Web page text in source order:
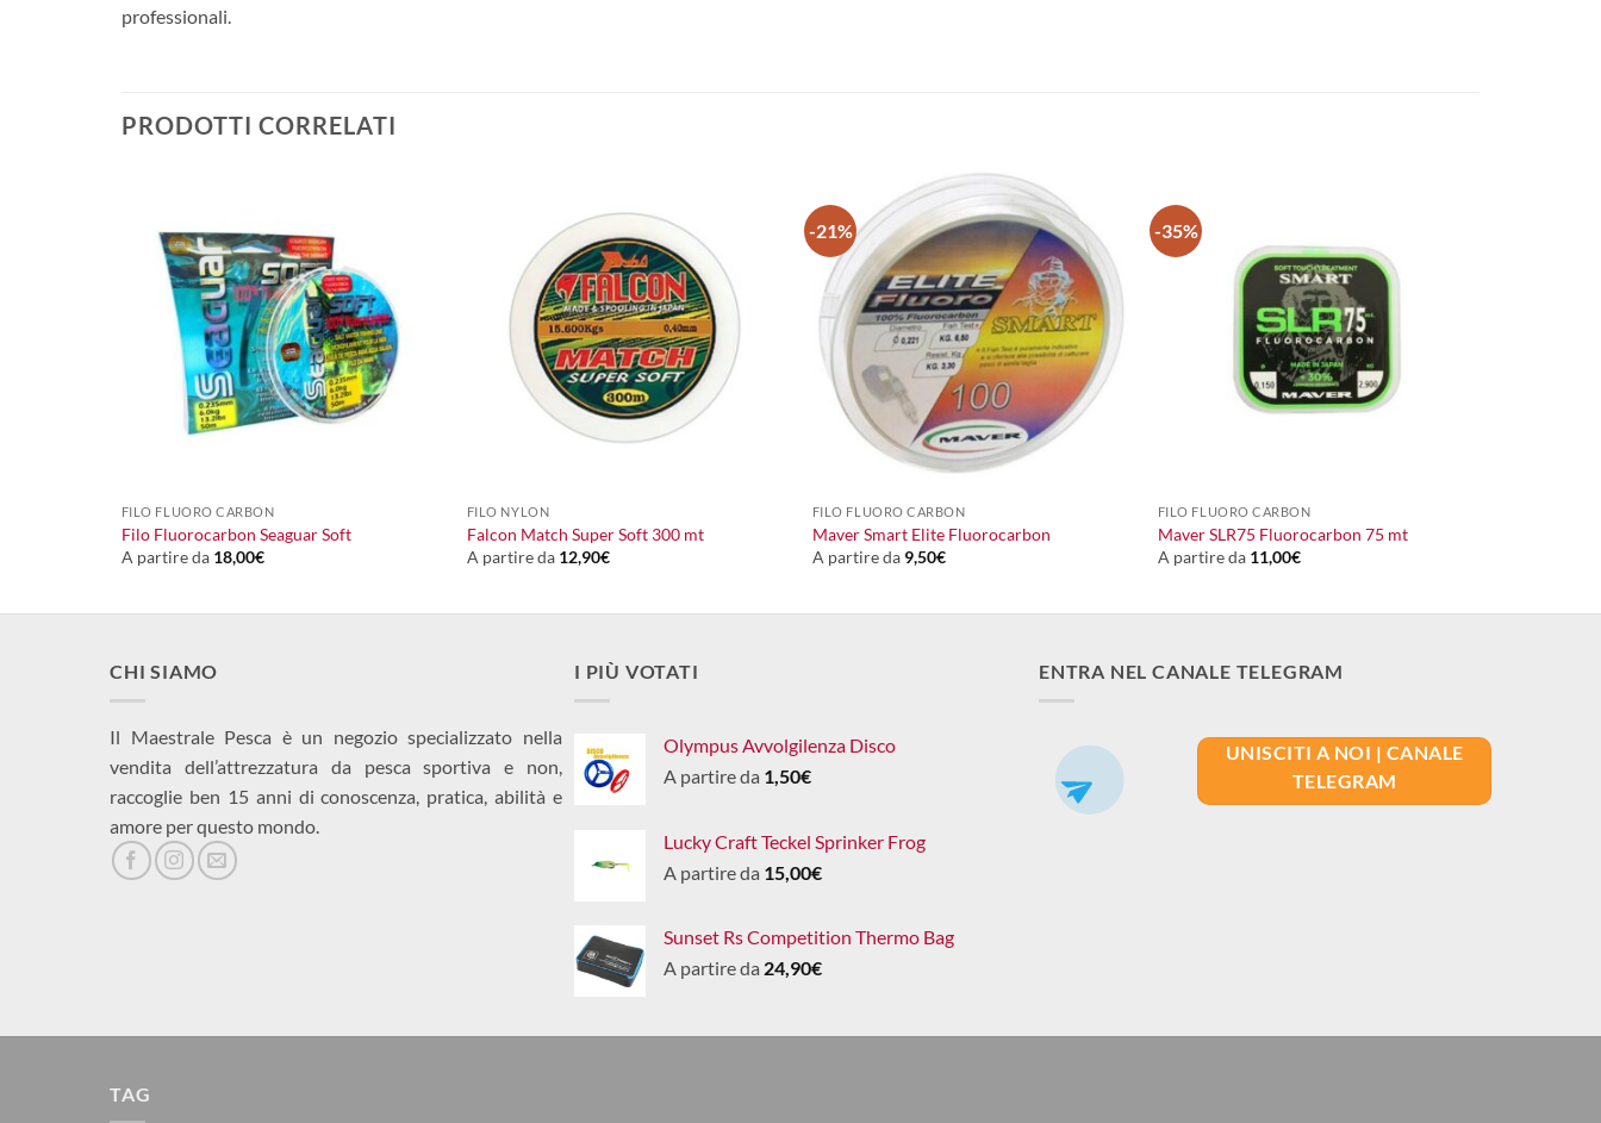
professionali.
PRODOTTI CORRELATI
FILO FLUORO CARBON
Filo Fluorocarbon Seaguar Soft
A partire da 18,00€
FILO NYLON
Falcon Match Super Soft 300 mt
A partire da 12,90€
-21%
FILO FLUORO CARBON
Maver Smart Elite Fluorocarbon
A partire da 9,50€
-35%
FILO FLUORO CARBON
Maver SLR75 Fluorocarbon 75 mt
A partire da 11,00€
CHI SIAMO
Il Maestrale Pesca è un negozio specializzato nella
vendita dell’attrezzatura da pesca sportiva e non,
raccoglie ben 15 anni di conoscenza, pratica, abilità e
amore per questo mondo.
I PIÙ VOTATI
Olympus Avvolgilenza Disco
A partire da 1,50€
Lucky Craft Teckel Sprinker Frog
A partire da 15,00€
Sunset Rs Competition Thermo Bag
A partire da 24,90€
ENTRA NEL CANALE TELEGRAM
UNISCITI A NOI | CANALE
TELEGRAM
TAG